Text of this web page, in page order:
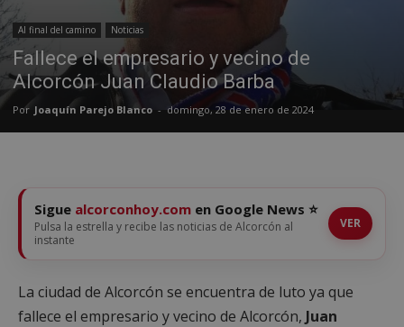
Al final del camino Noticias
Fallece el empresario y vecino de
Alcorcón Juan Claudio Barba
Por Joaquín Parejo Blanco - domingo, 28 de enero de 2024
Sigue alcorconhoy.com en Google News ⭐
Pulsa la estrella y recibe las noticias de Alcorcón al
instante
VER
La ciudad de Alcorcón se encuentra de luto ya que
fallece el empresario y vecino de Alcorcón, Juan